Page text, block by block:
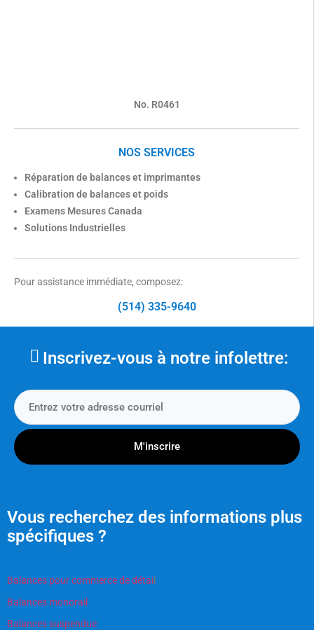
No. R0461
NOS SERVICES
Réparation de balances et imprimantes
Calibration de balances et poids
Examens Mesures Canada
Solutions Industrielles
Pour assistance immédiate, composez:
(514) 335-9640
Inscrivez-vous à notre infolettre:
M'inscrire
Vous recherchez des informations plus
spécifiques ?
Balances pour commerce de détai
Balances monorail
Balances suspendue